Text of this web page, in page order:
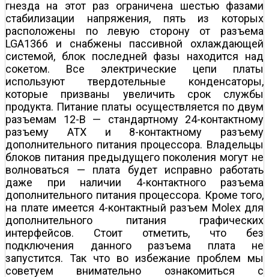
гнезда на этот раз ограничена шестью фазами
стабилизации напряжения, пять из которых
расположены по левую сторону от разъема
LGA1366 и снабжены пассивной охлаждающей
системой, блок последней фазы находится над
сокетом. Все электрические цепи платы
используют твердотельные конденсаторы,
которые призваны увеличить срок службы
продукта. Питание платы осуществляется по двум
разъемам 12-В — стандартному 24-контактному
разъему ATX и 8-контактному разъему
дополнительного питания процессора. Владельцы
блоков питания предыдущего поколения могут не
волноваться — плата будет исправно работать
даже при наличии 4-контактного разъема
дополнительного питания процессора. Кроме того,
на плате имеется 4-контактный разъем Molex для
дополнительного питания графических
интерфейсов. Стоит отметить, что без
подключения данного разъема плата не
запустится. Так что во избежание проблем мы
советуем внимательно ознакомиться с